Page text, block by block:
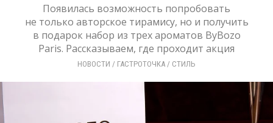
Появилась возможность попробовать
не только авторское тирамису, но и получить
в подарок набор из трех ароматов ByBozo
Paris. Рассказываем, где проходит акция
НОВОСТИ / ГАСТРОТОЧКА / СТИЛЬ